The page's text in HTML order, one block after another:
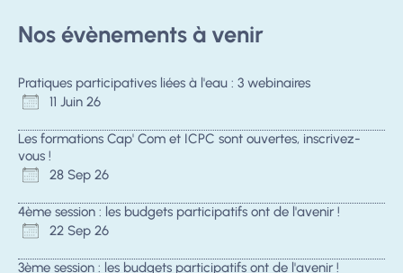
Nos évènements à venir
Pratiques participatives liées à l'eau : 3 webinaires
11 Juin 26
Les formations Cap' Com et ICPC sont ouvertes, inscrivez-
vous !
28 Sep 26
4ème session : les budgets participatifs ont de l'avenir !
22 Sep 26
3ème session : les budgets participatifs ont de l'avenir !